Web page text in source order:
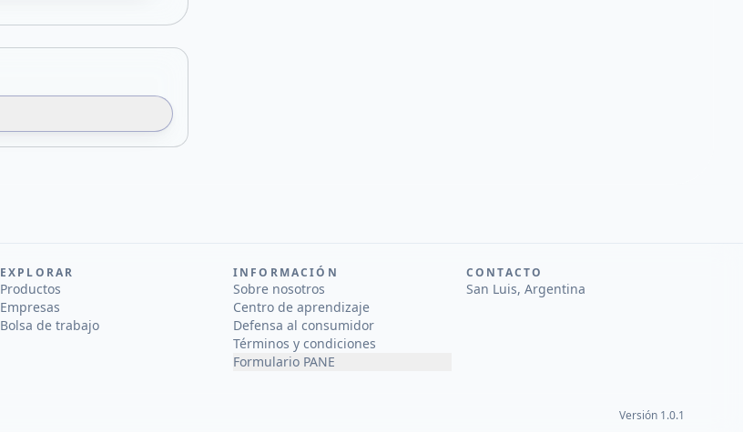
EXPLORAR
Productos
Empresas
Bolsa de trabajo
INFORMACIÓN
Sobre nosotros
Centro de aprendizaje
Defensa al consumidor
Términos y condiciones
Formulario PANE
CONTACTO
San Luis, Argentina
Versión 1.0.1